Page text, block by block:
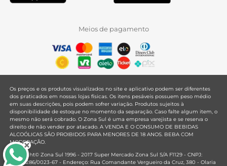
Meios de pagamento
Os preços e os produtos visualizados no site e aplicativo podem ser diferentes
dos praticados em nossas lojas físicas. Os itens pesáveis possuem peso médio
em suas descrições, pois podem sofrer variação. Produtos sujeitos à
disponibilidade de estoque no momento da separação. Caso falte algum item, o
mesmo não será cobrado. O Zona Sul é uma empresa varejista e se reserva o
direito de não vender por atacado. A VENDA E O CONSUMO DE BEBIDAS
ALCOÓLICAS SÃO PROIBIDOS PARA MENORES DE 18 ANOS. BEBA COM
MODERAÇÃO.
Copyright© Zona Sul 1996 - 2017 Super Mercado Zona Sul S/A F1129 - CNPJ:
33.381.286/0023-67 - Endereço: Rua Comandante Vergueiro da Cruz, 380 - Olaria